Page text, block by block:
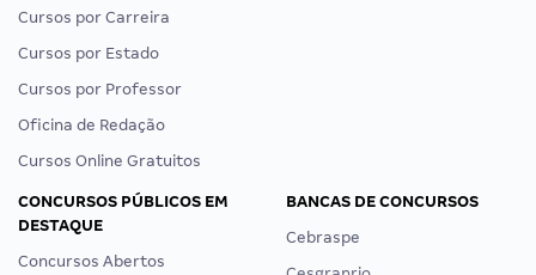
Cursos por Carreira
Cursos por Estado
Cursos por Professor
Oficina de Redação
Cursos Online Gratuitos
CONCURSOS PÚBLICOS EM
DESTAQUE
Concursos Abertos
BANCAS DE CONCURSOS
Cebraspe